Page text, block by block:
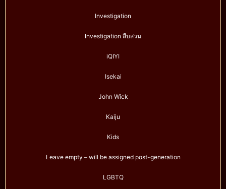
Investigation
Investigation สืบสวน
iQIYI
Isekai
John Wick
Kaiju
Kids
Leave empty – will be assigned post-generation
LGBTQ